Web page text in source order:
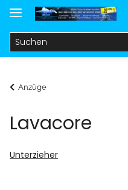
Anzüge
Lavacore
Unterzieher